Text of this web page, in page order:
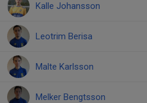
Kalle Johansson
Leotrim Berisa
Malte Karlsson
Melker Bengtsson